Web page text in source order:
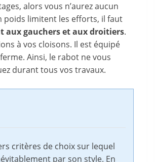
alors vous n’aurez aucun
poids limitent les efforts, il faut
aux gauchers et aux droitiers.
à vos cloisons. Il est équipé
Ainsi, le rabot ne vous
durant tous vos travaux.
critères de choix sur lequel
par son style. En